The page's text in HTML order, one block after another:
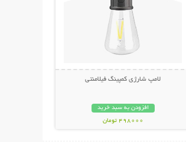
لامپ شارژی کمپینگ فیلامنتی
افزودن به سبد خرید
498000 تومان